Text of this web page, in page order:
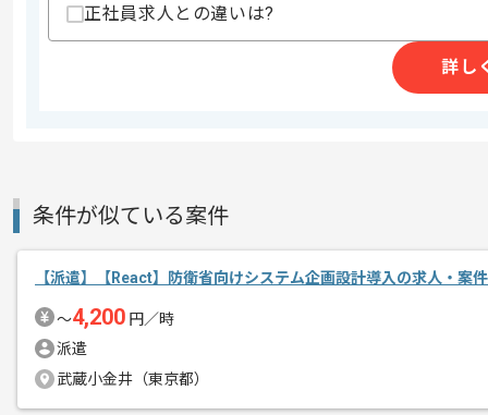
正社員求人との違いは?
詳し
条件が似ている案件
【派遣】【React】防衛省向けシステム企画設計導入の求人・案件
〜4,200 円／時
派遣
武蔵小金井（東京都）